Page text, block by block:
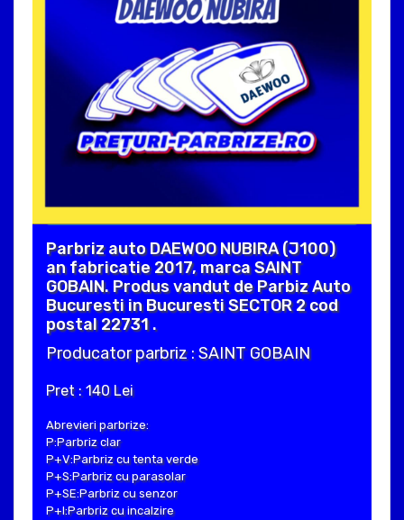
Parbriz auto DAEWOO NUBIRA (J100)
an fabricatie 2017, marca SAINT
GOBAIN. Produs vandut de Parbiz Auto
Bucuresti in Bucuresti SECTOR 2 cod
postal 22731 .
Producator parbriz : SAINT GOBAIN
Pret : 140 Lei
Abrevieri parbrize:
P:Parbriz clar
P+V:Parbriz cu tenta verde
P+S:Parbriz cu parasolar
P+SE:Parbriz cu senzor
P+I:Parbriz cu incalzire